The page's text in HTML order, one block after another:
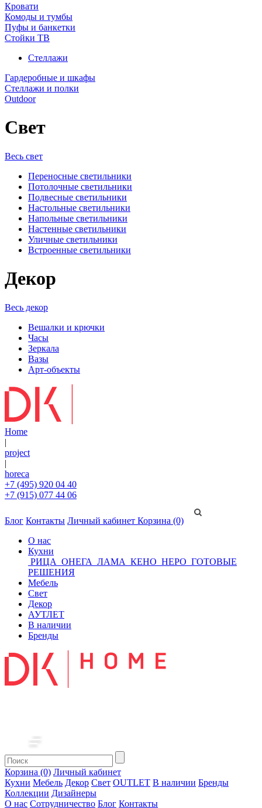
Кровати
Комоды и тумбы
Пуфы и банкетки
Стойки ТВ
Стеллажи
Гардеробные и шкафы
Стеллажи и полки
Outdoor
Свет
Весь свет
Переносные светильники
Потолочные светильники
Подвесные светильники
Настольные светильники
Напольные светильники
Настенные светильники
Уличные светильники
Встроенные светильники
Декор
Весь декор
Вешалки и крючки
Часы
Зеркала
Вазы
Арт-объекты
Home
|
project
|
horeca
+7 (495) 920 04 40
+7 (915) 077 44 06
Блог Контакты Личный кабинет Корзина (0)
О нас
Кухни
РИЦА ОНЕГА ЛАМА КЕНО НЕРО ГОТОВЫЕ
РЕШЕНИЯ
Мебель
Свет
Декор
АУТЛЕТ
В наличии
Бренды
Корзина (0) Личный кабинет
Кухни Мебель Декор Свет OUTLET В наличии Бренды
Коллекции Дизайнеры
О нас Сотрудничество Блог Контакты